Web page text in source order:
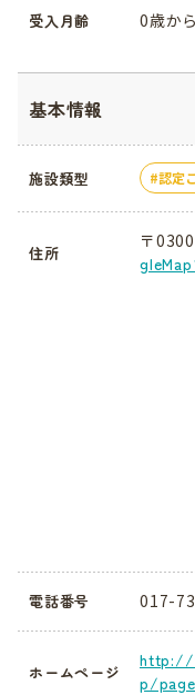
受入月齢 0歳か
基本情報
施設類型 認定
住所
〒
gleMap
電話番号 017-
ホームページ
http://
p/